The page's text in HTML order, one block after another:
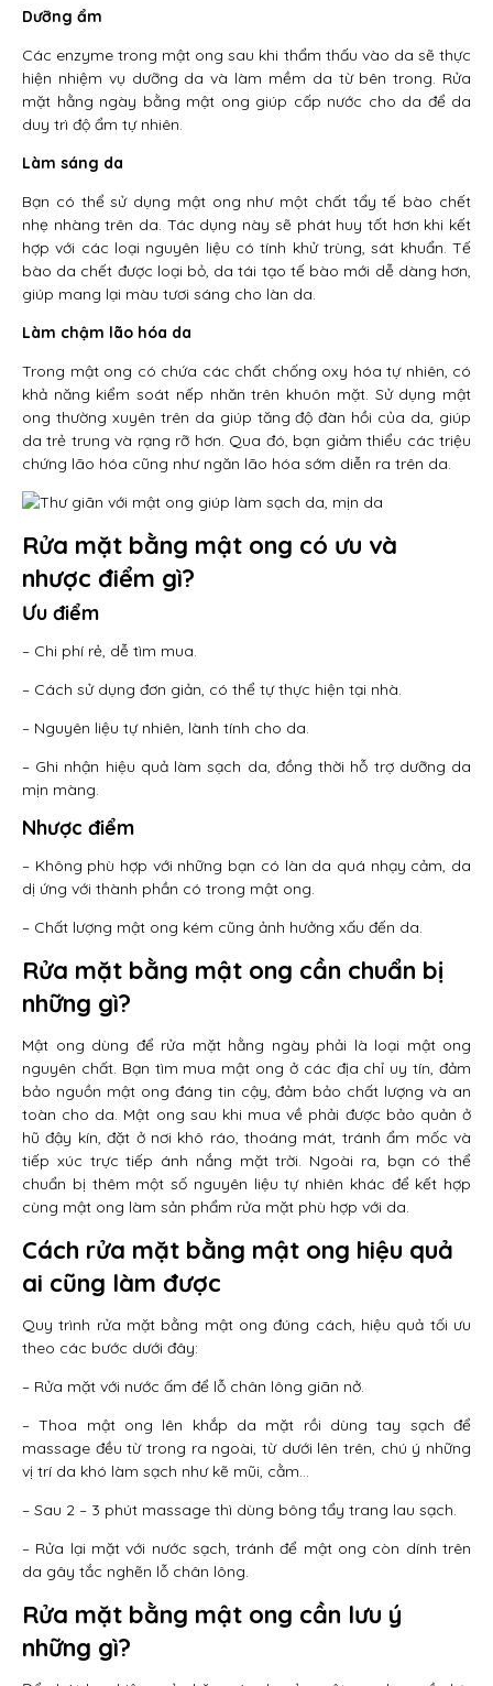
Dưỡng ẩm
Các enzyme trong mật ong sau khi thẩm thấu vào da sẽ thực
hiện nhiệm vụ dưỡng da và làm mềm da từ bên trong. Rửa
mặt hằng ngày bằng mật ong giúp cấp nước cho da để da
duy trì độ ẩm tự nhiên.
Làm sáng da
Bạn có thể sử dụng mật ong như một chất tẩy tế bào chết
nhẹ nhàng trên da. Tác dụng này sẽ phát huy tốt hơn khi kết
hợp với các loại nguyên liệu có tính khử trùng, sát khuẩn. Tế
bào da chết được loại bỏ, da tái tạo tế bào mới dễ dàng hơn,
giúp mang lại màu tươi sáng cho làn da.
Làm chậm lão hóa da
Trong mật ong có chứa các chất chống oxy hóa tự nhiên, có
khả năng kiểm soát nếp nhăn trên khuôn mặt. Sử dụng mật
ong thường xuyên trên da giúp tăng độ đàn hồi của da, giúp
da trẻ trung và rạng rỡ hơn. Qua đó, bạn giảm thiểu các triệu
chứng lão hóa cũng như ngăn lão hóa sớm diễn ra trên da.
Rửa mặt bằng mật ong có ưu và
nhược điểm gì?
Ưu điểm
– Chi phí rẻ, dễ tìm mua.
– Cách sử dụng đơn giản, có thể tự thực hiện tại nhà.
– Nguyên liệu tự nhiên, lành tính cho da.
– Ghi nhận hiệu quả làm sạch da, đồng thời hỗ trợ dưỡng da
mịn màng.
Nhược điểm
– Không phù hợp với những bạn có làn da quá nhạy cảm, da
dị ứng với thành phần có trong mật ong.
– Chất lượng mật ong kém cũng ảnh hưởng xấu đến da.
Rửa mặt bằng mật ong cần chuẩn bị
những gì?
Mật ong dùng để rửa mặt hằng ngày phải là loại mật ong
nguyên chất. Bạn tìm mua mật ong ở các địa chỉ uy tín, đảm
bảo nguồn mật ong đáng tin cậy, đảm bảo chất lượng và an
toàn cho da. Mật ong sau khi mua về phải được bảo quản ở
hũ đậy kín, đặt ở nơi khô ráo, thoáng mát, tránh ẩm mốc và
tiếp xúc trực tiếp ánh nắng mặt trời. Ngoài ra, bạn có thể
chuẩn bị thêm một số nguyên liệu tự nhiên khác để kết hợp
cùng mật ong làm sản phẩm rửa mặt phù hợp với da.
Cách rửa mặt bằng mật ong hiệu quả
ai cũng làm được
Quy trình rửa mặt bằng mật ong đúng cách, hiệu quả tối ưu
theo các bước dưới đây:
– Rửa mặt với nước ấm để lỗ chân lông giãn nở.
– Thoa mật ong lên khắp da mặt rồi dùng tay sạch để
massage đều từ trong ra ngoài, từ dưới lên trên, chú ý những
vị trí da khó làm sạch như kẽ mũi, cằm…
– Sau 2 – 3 phút massage thì dùng bông tẩy trang lau sạch.
– Rửa lại mặt với nước sạch, tránh để mật ong còn dính trên
da gây tắc nghẽn lỗ chân lông.
Rửa mặt bằng mật ong cần lưu ý
những gì?